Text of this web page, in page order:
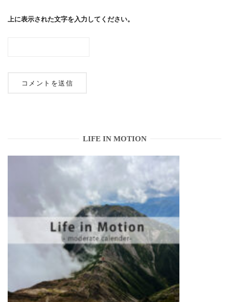
上に表示された文字を入力してください。
LIFE IN MOTION